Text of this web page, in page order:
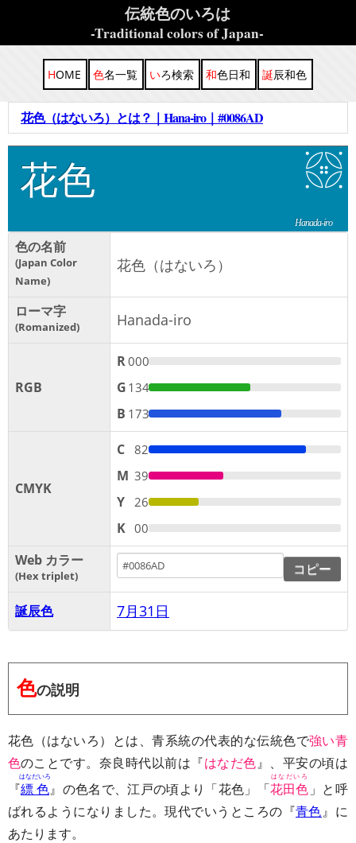
伝統色のいろは
-Traditional colors of Japan-
HOME 色名一覧 いろ検索 和色日和 誕辰和色
花色（はないろ）とは？｜Hana-iro｜#0086AD
花色
Hanada-iro
色の名前
Japan Color
Name
花色（はないろ）
ローマ字
Romanized Hanada-iro
RGB
R000
G 134
B 173
CMYK
C 82
M 39
Y 26
K 00
Web カラー
Hex triplet コピー
誕辰色 7月31日
色の説明
花色（はないろ）とは、青系統の代表的な伝統色で強い青
色のことです。奈良時代以前は『はなだ色』、平安の頃は
『縹色
はなだいろ
』の色名で、江戸の頃より「花色」「花田色
はなだいろ
」と呼
ばれるようになりました。現代でいうところの『青色』に
あたります。